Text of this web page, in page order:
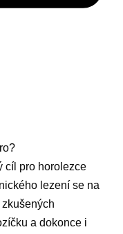
cíl pro horolezce
lezení se na
a dokonce i